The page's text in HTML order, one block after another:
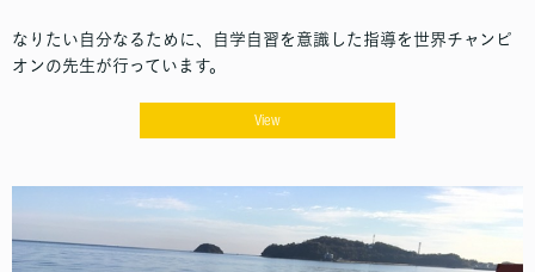
なりたい自分なるために、自学自習を意識した指導を世界チャンピ
オンの先生が行っています。
View